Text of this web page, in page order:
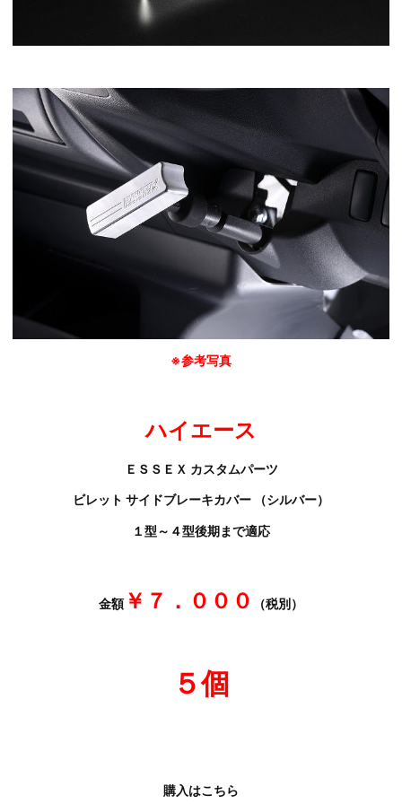
※参考写真
ハイエース
ＥＳＳＥＸ カスタムパーツ
ビレット サイドブレーキカバー （シルバー）
１型～４型後期まで適応
金額￥７．０００ （税別）
５個
購入はこちら